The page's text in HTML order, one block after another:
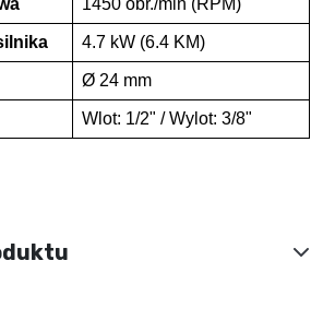
1450 obr./min (RPM)
4.7 kW (6.4 KM)
Ø 24 mm
Wlot: 1/2" / Wylot: 3/8"